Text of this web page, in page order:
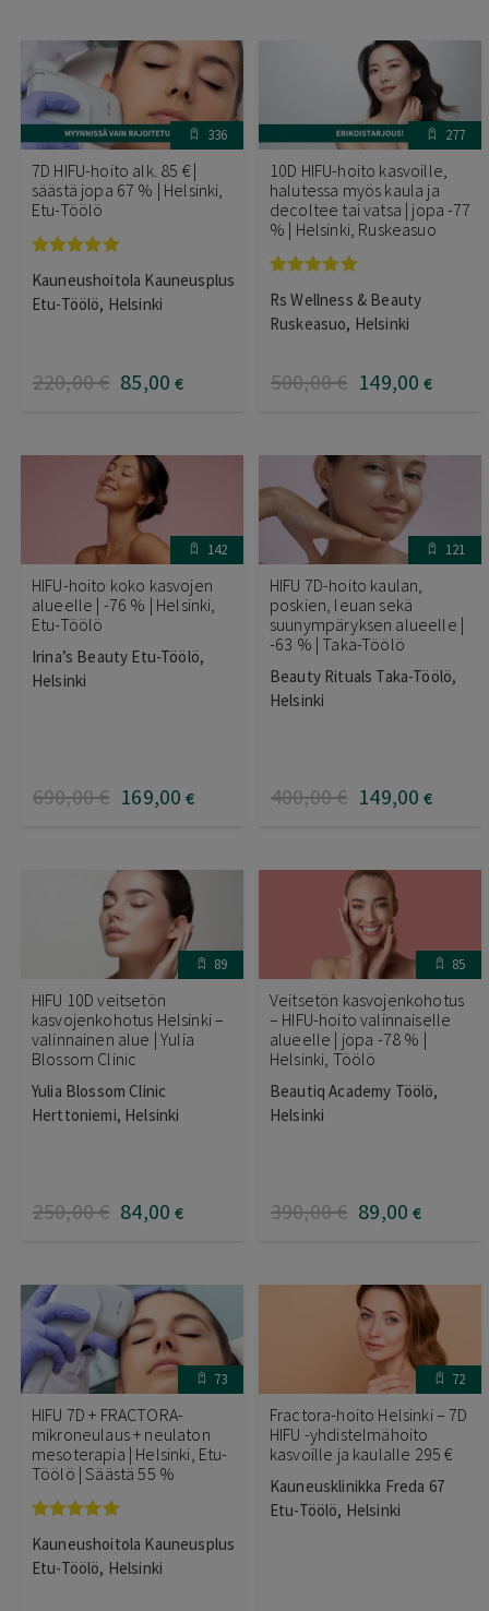
336
7D HIFU-hoito alk. 85 € |
säästä jopa 67 % | Helsinki,
Etu-Töölö
tuotteesta:
5.00/ 5
Kauneushoitola Kauneusplus
Etu-Töölö, Helsinki
220,00€ 85,00 €
277
10D HIFU-hoito kasvoille,
halutessa myös kaula ja
decoltee tai vatsa | jopa -77
% | Helsinki, Ruskeasuo
tuotteesta:
5.00/ 5
Rs Wellness & Beauty
Ruskeasuo, Helsinki
500,00€ 149,00 €
142
HIFU-hoito koko kasvojen
alueelle | -76 % | Helsinki,
Etu-Töölö
Irina’s Beauty Etu-Töölö,
Helsinki
690,00€ 169,00 €
121
HIFU 7D-hoito kaulan,
poskien, leuan sekä
suunympäryksen alueelle |
-63 % | Taka-Töölö
Beauty Rituals Taka-Töölö,
Helsinki
400,00€ 149,00 €
89
HIFU 10D veitsetön
kasvojenkohotus Helsinki –
valinnainen alue | Yulia
Blossom Clinic
Yulia Blossom Clinic
Herttoniemi, Helsinki
250,00€ 84,00 €
85
Veitsetön kasvojenkohotus
– HIFU-hoito valinnaiselle
alueelle | jopa -78 % |
Helsinki, Töölö
Beautiq Academy Töölö,
Helsinki
390,00€ 89,00 €
73
HIFU 7D + FRACTORA-
mikroneulaus + neulaton
mesoterapia | Helsinki, Etu-
Töölö | Säästä 55 %
tuotteesta:
5.00/ 5
Kauneushoitola Kauneusplus
Etu-Töölö, Helsinki
72
Fractora-hoito Helsinki – 7D
HIFU -yhdistelmähoito
kasvoille ja kaulalle 295 €
Kauneusklinikka Freda 67
Etu-Töölö, Helsinki